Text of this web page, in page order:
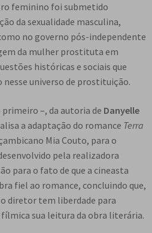
feminino foi submetido
da sexualidade masculina,
no governo pós-independente
da mulher prostituta em
históricas e sociais que
universo de prostituição.
–, da autoria de Danyelle
a adaptação do romance Terra
Mia Couto, para o
pela realizadora
para o fato de que a cineasta
fiel ao romance, concluindo que,
diretor tem liberdade para
sua leitura da obra literária.